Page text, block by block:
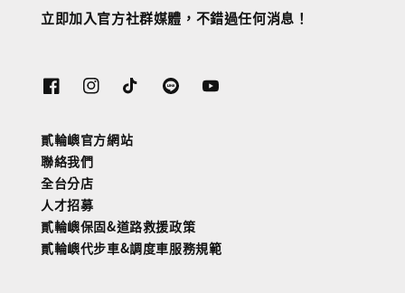
立即加入官方社群媒體，不錯過任何消息！
貳輪嶼官方網站
聯絡我們
全台分店
人才招募
貳輪嶼保固&道路救援政策
貳輪嶼代步車&調度車服務規範